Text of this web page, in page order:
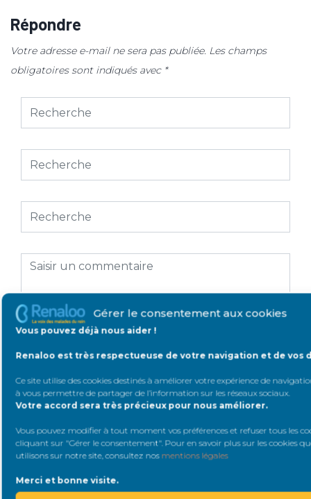
Gérer le consentement aux cookies
Vous pouvez déjà nous aider !
Renaloo est très respectueuse de votre navigation et de vos
Ce site utilise des cookies destinés à améliorer votre expérience de
à vous permettre de partager de l’information sur les réseaux sociaux.
Votre accord sera très précieux pour nous améliorer.
Vous pouvez modifier à tout moment vos préférences et refuser tous les
cliquant sur "Gérer le consentement". Pour en savoir plus sur les cookies
utilisons sur notre site, consultez nos mentions légales
Merci et bonne visite.
Répondre
Votre adresse e-mail ne sera pas publiée. Les champs
obligatoires sont indiqués avec *